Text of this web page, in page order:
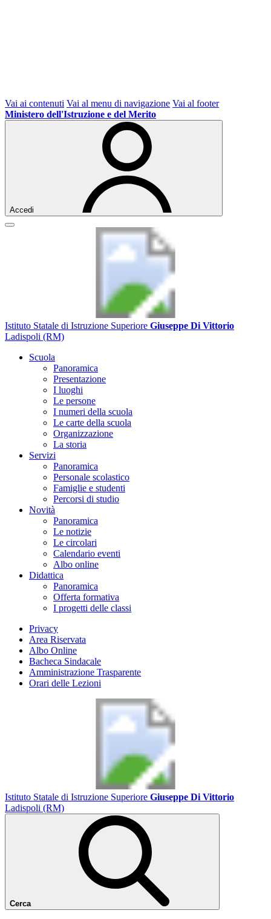
Vai ai contenuti Vai al menu di navigazione Vai al footer
Ministero dell'Istruzione e del Merito
Accedi
Istituto Statale di Istruzione Superiore Giuseppe Di Vittorio
Ladispoli (RM)
Scuola
Panoramica
Presentazione
I luoghi
Le persone
I numeri della scuola
Le carte della scuola
Organizzazione
La storia
Servizi
Panoramica
Personale scolastico
Famiglie e studenti
Percorsi di studio
Novità
Panoramica
Le notizie
Le circolari
Calendario eventi
Albo online
Didattica
Panoramica
Offerta formativa
I progetti delle classi
Privacy
Area Riservata
Albo Online
Bacheca Sindacale
Amministrazione Trasparente
Orari delle Lezioni
Istituto Statale di Istruzione Superiore Giuseppe Di Vittorio
Ladispoli (RM)
Cerca